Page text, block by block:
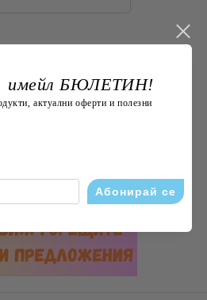
имейл БЮЛЕТИН!
актуални оферти и полезни